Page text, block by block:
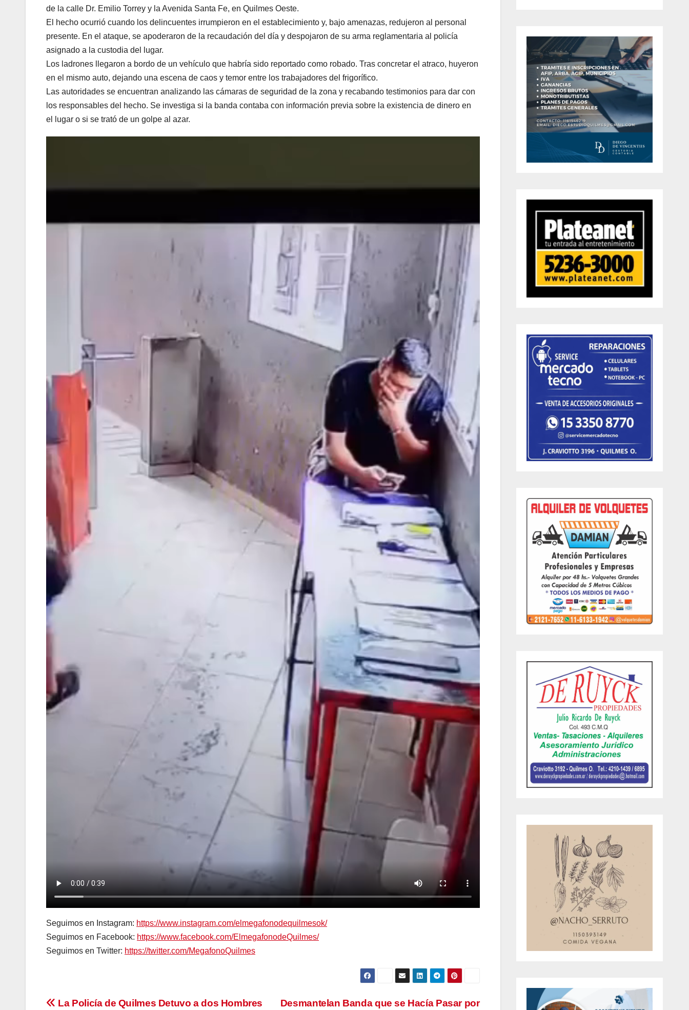
de la calle Dr. Emilio Torrey y la Avenida Santa Fe, en Quilmes Oeste.
El hecho ocurrió cuando los delincuentes irrumpieron en el establecimiento y, bajo amenazas, redujeron al personal
presente. En el ataque, se apoderaron de la recaudación del día y despojaron de su arma reglamentaria al policía
asignado a la custodia del lugar.
Los ladrones llegaron a bordo de un vehículo que habría sido reportado como robado. Tras concretar el atraco, huyeron
en el mismo auto, dejando una escena de caos y temor entre los trabajadores del frigorífico.
Las autoridades se encuentran analizando las cámaras de seguridad de la zona y recabando testimonios para dar con
los responsables del hecho. Se investiga si la banda contaba con información previa sobre la existencia de dinero en
el lugar o si se trató de un golpe al azar.
Seguimos en Instagram: https://www.instagram.com/elmegafonodequilmesok/
Seguimos en Facebook: https://www.facebook.com/ElmegafonodeQuilmes/
Seguimos en Twitter: https://twitter.com/MegafonoQuilmes
Desmantelan Banda que se Hacía Pasar por
La Policía de Quilmes Detuvo a dos Hombres